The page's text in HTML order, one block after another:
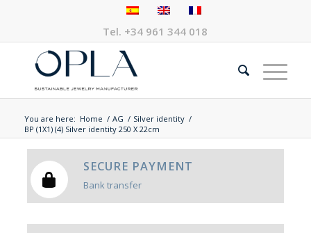
Tel. +34 961 344 018
You are here: Home / AG / Silver identity /
BP (1X1) (4) Silver identity 250 X 22cm
SECURE PAYMENT
Bank transfer